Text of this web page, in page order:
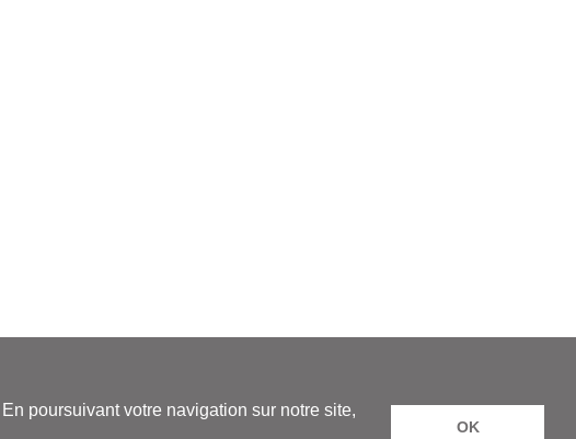
poursuivant votre navigation sur notre site,
OK
Générales de Vente -Vie privée et confidentialité - Cookies